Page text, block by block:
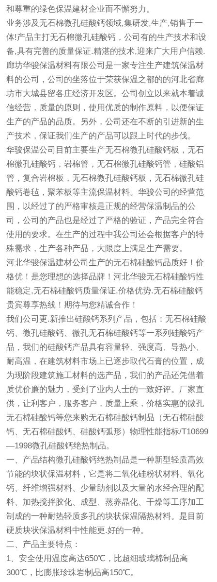
和尊重的绿色保温建材企业而不懈努力。
业务涉及无石棉微孔硅酸钙领域,集研发,生产,销售于一
体!产品主打无石棉微孔硅酸钙，公司有的生产技术和设
备,具有完善的质量保证.精湛的技术,迎来广大用户信赖.
廊坊华骏保温材料有限公司是一家专注生产建筑保温材
料的公司，公司的坐落位于荣获保温之都的的河北省廊
坊市大城县留各庄经济开发区。公司创立以来就本着诚
信经营，质量的原则，使用优质的制作原料，以便保证
生产的产品的品质。另外，公司还在不断的引进新的生
产技术，保证我们生产的产品可以跟上时代的步伐。
华骏保温公司目前主要生产无石棉微孔硅酸钙板，无石
棉微孔硅酸钙，岩棉管，无石棉微孔硅酸钙管，硅酸铝
管，复合岩棉板，无石棉微孔硅酸钙板，无石棉微孔硅
酸钙卷毡，聚苯板等主流保温材料。华骏公司的经营范
围，以经过了的严格审核是正规的经营保温制品的公
司，公司的产品也是经过了严格的验证，产品完全符合
使用的要求。在生产的过程中我公司还会根据客户的特
殊需求，生产各种产品，大限度上满足生产需要。
河北华骏保温建材公司生产的无石棉硅酸钙品质好！价
格优！是您理想的选择品牌！河北华骏无石棉硅酸钙性
能稳定,无石棉硅酸钙质量保证,价格优势.无石棉硅酸钙
贵宾尊享热线！期待与您精诚合作！
我们公司更.新推出硅酸钙系列产品，包括：无石棉硅酸
钙、微孔硅酸钙、微孔无石棉硅酸钙等一系列硅酸钙产
品，我们的硅酸钙产品具有容量轻、强度高、导热小、
耐高温，在建筑材料市场上已逐步取代石膏的位置，成
为现阶段建筑施工材料的选产品，我们的产品还凭借着
质优价廉的魅力，受到了业内人士的一致好评。厂家直
供，让利客户，服务客户，质量上乘，价格实惠的微孔
无石棉硅酸钙等您来购无石棉硅酸钙制品（无石棉硅酸
钙、无石棉硅酸钙、硅酸钙弧形）物理性能指标/T10699
—1998微孔硅酸钙绝热制品。
一、产品结构微孔硅酸钙绝热制品是一种新型轻质高效
节能的块状保温材料，它是将二氧化硅粉状材料、氧化
钙、纤维增强材料、少量助剂以及大量的水经合理的配
料、加热搅拌胶化、成型、蒸养晶化、干燥等工序加工
制成的一种耐热轻质多孔的块状保温隔热材料。是目前
硬质块状保温材料中性能更.好的一种。
二、产品主要特点：
1、安全使用温度高达650℃，比超细玻璃棉制品高
300℃，比膨胀珍珠岩制品高150℃。